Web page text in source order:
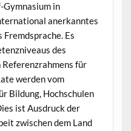
Gymnasium in
anerkanntes
Es
des
Referenzrahmens für
werden vom
Bildung, Hochschulen
ist Ausdruck der
zwischen dem Land